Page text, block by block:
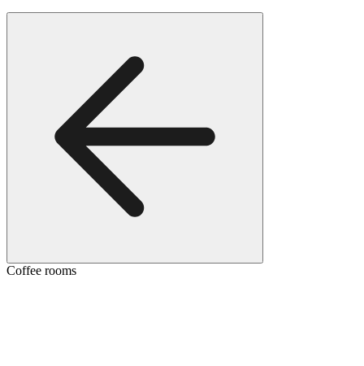
Coffee rooms